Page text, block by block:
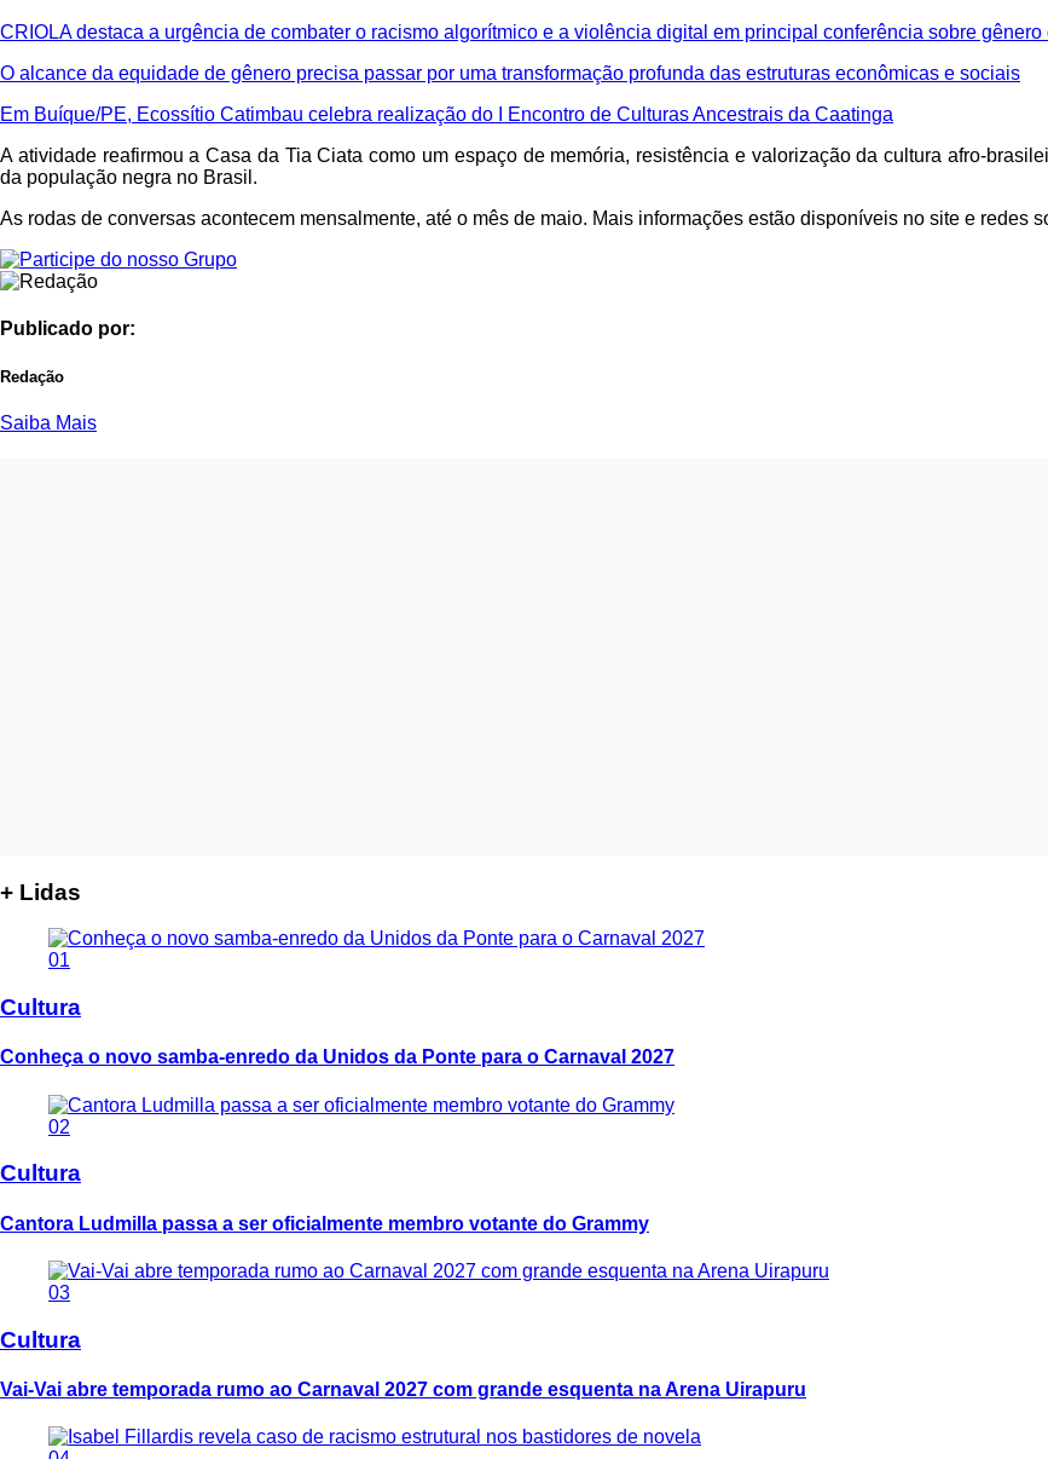
CRIOLA destaca a urgência de combater o racismo algorítmico e a violência digital em principal conferência sobre gênero
O alcance da equidade de gênero precisa passar por uma transformação profunda das estruturas econômicas e sociais
Em Buíque/PE, Ecossítio Catimbau celebra realização do I Encontro de Culturas Ancestrais da Caatinga
A atividade reafirmou a Casa da Tia Ciata como um espaço de memória, resistência e valorização da cultura afro-
da população negra no Brasil.
As rodas de conversas acontecem mensalmente, até o mês de maio. Mais informações estão disponíveis no site e redes
Publicado por:
Redação
Saiba Mais
+ Lidas
01
Cultura
Conheça o novo samba-enredo da Unidos da Ponte para o Carnaval 2027
02
Cultura
Cantora Ludmilla passa a ser oficialmente membro votante do Grammy
03
Cultura
Vai-Vai abre temporada rumo ao Carnaval 2027 com grande esquenta na Arena Uirapuru